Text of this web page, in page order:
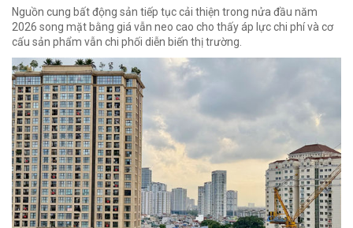
Nguồn cung bất động sản tiếp tục cải thiện trong nửa đầu năm
2026 song mặt bằng giá vẫn neo cao cho thấy áp lực chi phí và cơ
cấu sản phẩm vẫn chi phối diễn biến thị trường.